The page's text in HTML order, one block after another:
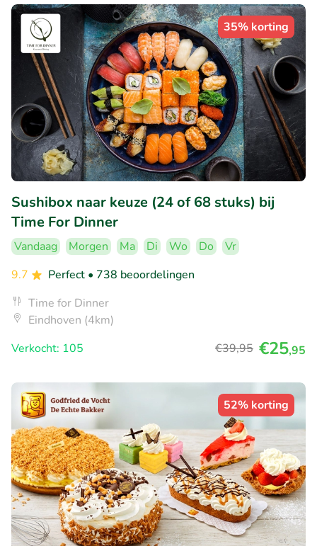
35% korting
Sushibox naar keuze (24 of 68 stuks) bij
Time For Dinner
Vandaag Morgen Ma Di Wo Do
Vr
9.7
Perfect • 738 beoordelingen
Time for Dinner
Eindhoven (4km)
Verkocht: 105
€39,95 €25,95
52% korting